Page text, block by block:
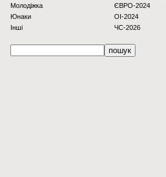
Молодіжка
Юнаки
Інші
ЄВРО-2024
OI-2024
ЧС-2026